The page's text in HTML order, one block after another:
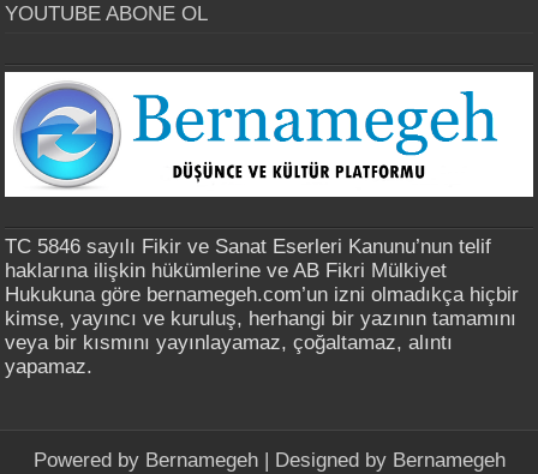
YOUTUBE ABONE OL
TC 5846 sayılı Fikir ve Sanat Eserleri Kanunu’nun telif
haklarına ilişkin hükümlerine ve AB Fikri Mülkiyet
Hukukuna göre bernamegeh.com’un izni olmadıkça hiçbir
kimse, yayıncı ve kuruluş, herhangi bir yazının tamamını
veya bir kısmını yayınlayamaz, çoğaltamaz, alıntı
yapamaz.
Powered by Bernamegeh| Designed by Bernamegeh